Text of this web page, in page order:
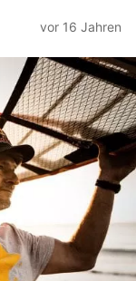
vor 16 Jahren